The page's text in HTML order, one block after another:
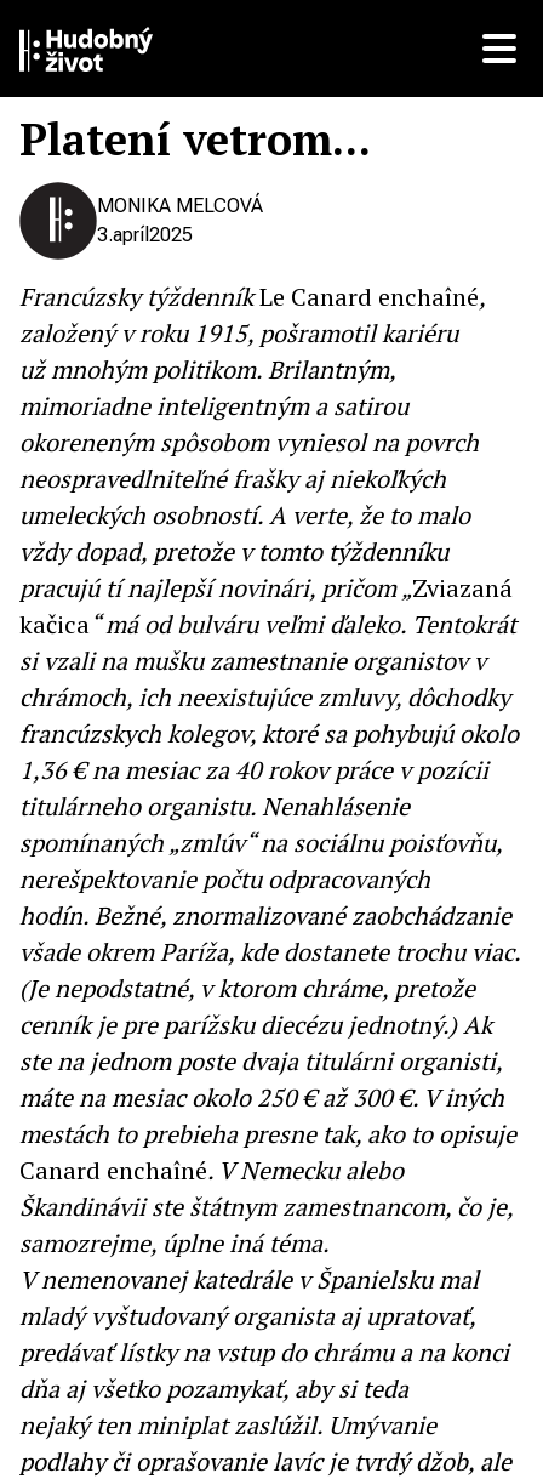
Platení vetrom...
MONIKA MELCOVÁ
3.apríl 2025
Francúzsky týždenníkLe Canard enchaîné,
založený v roku 1915, pošramotil kariéru
už mnohým politikom. Brilantným,
mimoriadne inteligentným a satirou
okoreneným spôsobom vyniesol na povrch
neospravedlniteľné frašky aj niekoľkých
umeleckých osobností. A verte, že to malo
vždy dopad, pretože v tomto týždenníku
pracujú tí najlepší novinári, pričom „Zviazaná
kačica“ má od bulváru veľmi ďaleko. Tentokrát
si vzali na mušku zamestnanie organistov v
chrámoch, ich neexistujúce zmluvy, dôchodky
francúzskych kolegov, ktoré sa pohybujú okolo
1,36 € na mesiac za 40 rokov práce v pozícii
titulárneho organistu. Nenahlásenie
spomínaných „zmlúv“ na sociálnu poisťovňu,
nerešpektovanie počtu odpracovaných
hodín. Bežné, znormalizované zaobchádzanie
všade okrem Paríža, kde dostanete trochu viac.
(Je nepodstatné, v ktorom chráme, pretože
cenník je pre parížsku diecézu jednotný.) Ak
ste na jednom poste dvaja titulárni organisti,
máte na mesiac okolo 250 € až 300 €. V iných
mestách to prebieha presne tak, ako to opisuje
Canard enchaîné. V Nemecku alebo
Škandinávii ste štátnym zamestnancom, čo je,
samozrejme, úplne iná téma.
V nemenovanej katedrále v Španielsku mal
mladý vyštudovaný organista aj upratovať,
predávať lístky na vstup do chrámu a na konci
dňa aj všetko pozamykať, aby si teda
nejaký ten miniplat zaslúžil. Umývanie
podlahy či oprašovanie lavíc je tvrdý džob, ale